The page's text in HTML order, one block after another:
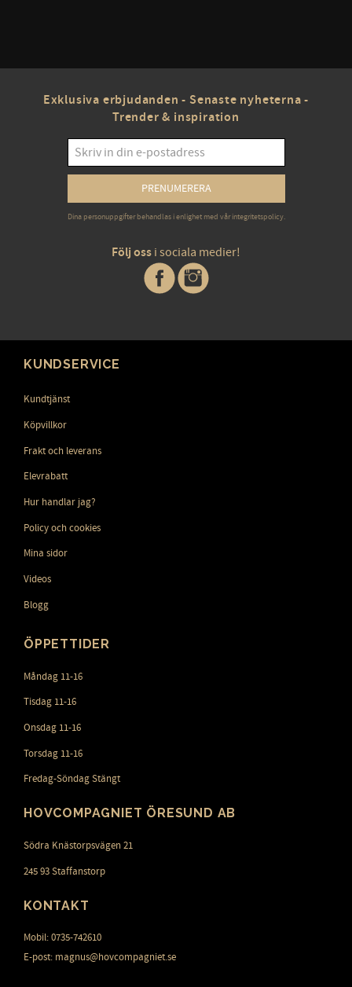
Exklusiva erbjudanden - Senaste nyheterna -
Trender & inspiration
PRENUMERERA
Dina personuppgifter behandlas i enlighet med vårintegritetspolicy.
Följ oss i sociala medier!
KUNDSERVICE
Kundtjänst
Köpvillkor
Frakt och leverans
Elevrabatt
Hur handlar jag?
Policy och cookies
Mina sidor
Videos
Blogg
ÖPPETTIDER
Måndag 11-16
Tisdag 11-16
Onsdag 11-16
Torsdag 11-16
Fredag-Söndag Stängt
HOVCOMPAGNIET ÖRESUND AB
Södra Knästorpsvägen 21
245 93 Staffanstorp
KONTAKT
Mobil: 0735-742610
E-post: magnus@hovcompagniet.se